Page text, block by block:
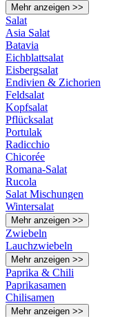
Mehr anzeigen >>
Salat
Asia Salat
Batavia
Eichblattsalat
Eisbergsalat
Endivien & Zichorien
Feldsalat
Kopfsalat
Pflücksalat
Portulak
Radicchio
Chicorée
Romana-Salat
Rucola
Salat Mischungen
Wintersalat
Mehr anzeigen >>
Zwiebeln
Lauchzwiebeln
Mehr anzeigen >>
Paprika & Chili
Paprikasamen
Chilisamen
Mehr anzeigen >>